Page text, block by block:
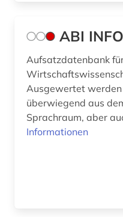
beschäftigung (5)
bestand (1)
ABI
Aufsatzdatenbank
Ausgewertet
überwiegend aus
Sprachraum, aber
Informationen